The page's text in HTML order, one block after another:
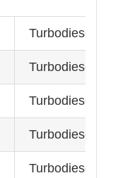
Turbodiesel
Turbodiesel
Turbodiesel
Turbodiesel
Turbodiesel